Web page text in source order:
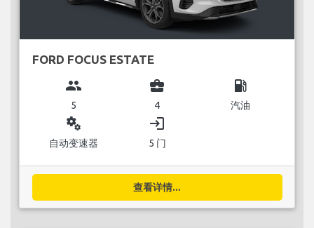
FORD FOCUS ESTATE
group
5
business_center
4
local_gas_station
汽油
miscellaneous_services
自动变速器
login
5 门
查看详情...